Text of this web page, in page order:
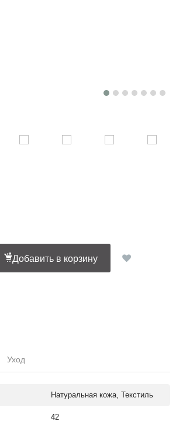
Добавить в корзину
Уход
Натуральная кожа, Текстиль
42